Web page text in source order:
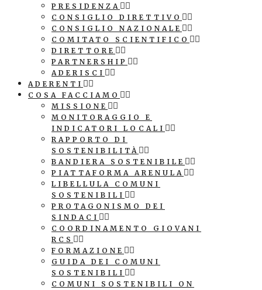
PRESIDENZA
CONSIGLIO DIRETTIVO
CONSIGLIO NAZIONALE
COMITATO SCIENTIFICO
DIRETTORE
PARTNERSHIP
ADERISCI
ADERENTI
COSA FACCIAMO
MISSIONE
MONITORAGGIO E
INDICATORI LOCALI
RAPPORTO DI
SOSTENIBILITÀ
BANDIERA SOSTENIBILE
PIATTAFORMA ARENULA
LIBELLULA COMUNI
SOSTENIBILI
PROTAGONISMO DEI
SINDACI
COORDINAMENTO GIOVANI
RCS
FORMAZIONE
GUIDA DEI COMUNI
SOSTENIBILI
COMUNI SOSTENIBILI ON